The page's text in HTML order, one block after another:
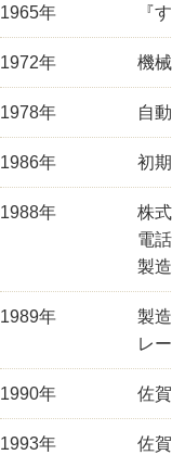
1965年 『
1972年 機
1978年 自
1986年 初
1988年
株
電
製
1989年
製
レ
1990年 佐
1993年 佐